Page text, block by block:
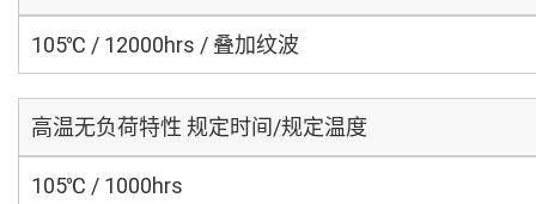
105℃ / 12000hrs / 叠加纹波
高温无负荷特性 规定时间/规定温度
105℃ / 1000hrs